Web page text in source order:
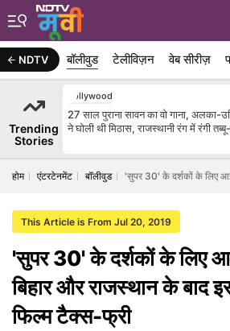
NDTV बॉलीवुड टेलीविज़न वेब सीरीज़
Trending
Stories
Bollywood
27 साल पुराना सावन का वो गाना, अलका-
ने घोली थी मिठास, राजस्थानी रंग में रंगी
होम एंटरटेनमेंट बॉलीवुड 'सुपर 30' के दर्शकों के लिए
This Article is From Jul 20, 2019
'सुपर 30' के दर्शकों के लिए
बिहार और राजस्थान के बाद
फिल्म टैक्स-फ्री